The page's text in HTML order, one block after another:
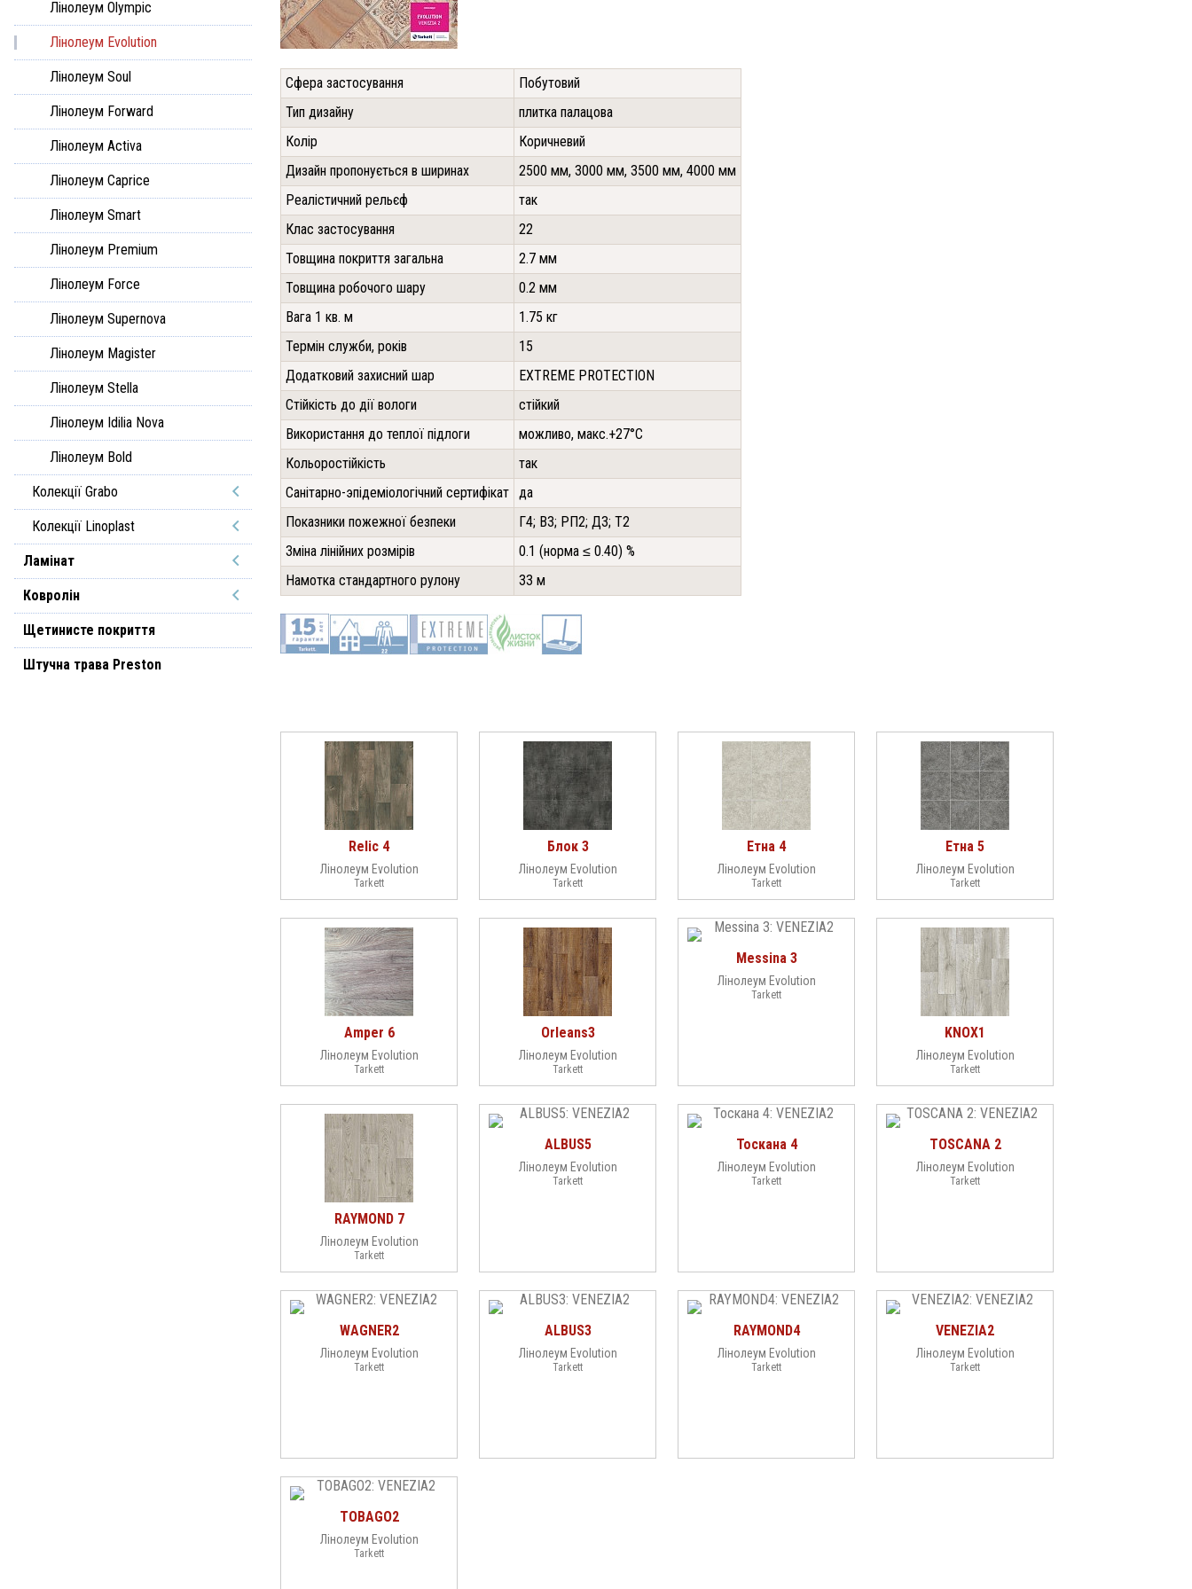
Лінолеум Olympic
Лінолеум Evolution
Лінолеум Soul
Лінолеум Forward
Лінолеум Activa
Лінолеум Caprice
Лінолеум Smart
Лінолеум Premium
Лінолеум Force
Лінолеум Supernova
Лінолеум Magister
Лінолеум Stella
Лінолеум Idilia Nova
Лінолеум Bold
Колекції Grabo
Колекції Linoplast
Ламінат
Ковролін
Щетинисте покриття
Штучна трава Preston
Сфера застосування
Побутовий
Тип дизайну
плитка палацова
Колір
Коричневий
Дизайн пропонується в ширинах
2500 мм, 3000 мм, 3500 мм, 4000 мм
Реалістичний рельєф
так
Клас застосування
22
Товщина покриття загальна
2.7 мм
Товщина робочого шару
0.2 мм
Вага 1 кв. м
1.75 кг
Термін служби, років
15
Додатковий захисний шар
EXTREME PROTECTION
Стійкість до дії вологи
стійкий
Використання до теплої підлоги
можливо, макс.+27°С
Кольоростійкість
так
Санітарно-эпідеміологічний сертифікат да
Показники пожежної безпеки
Г4; В3; РП2; Д3; Т2
Зміна лінійних розмірів
0.1 (норма ≤ 0.40) %
Намотка стандартного рулону
33 м
Relic 4
Лінолеум Evolution
Tarkett
Блок 3
Лінолеум Evolution
Tarkett
Етна 4
Лінолеум Evolution
Tarkett
Етна 5
Лінолеум Evolution
Tarkett
Amper 6
Лінолеум Evolution
Tarkett
Orleans3
Лінолеум Evolution
Tarkett
Messina 3
Лінолеум Evolution
Tarkett
KNOX1
Лінолеум Evolution
Tarkett
RAYMOND 7
Лінолеум Evolution
Tarkett
ALBUS5
Лінолеум Evolution
Tarkett
Тоскана 4
Лінолеум Evolution
Tarkett
TOSCANA 2
Лінолеум Evolution
Tarkett
WAGNER2
Лінолеум Evolution
Tarkett
ALBUS3
Лінолеум Evolution
Tarkett
RAYMOND4
Лінолеум Evolution
Tarkett
VENEZIA2
Лінолеум Evolution
Tarkett
TOBAGO2
Лінолеум Evolution
Tarkett